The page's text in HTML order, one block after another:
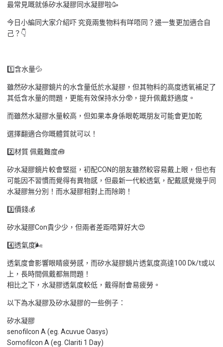
最常見嘅就係矽水凝膠同水凝膠啦🥳
今日小編同大家介紹吓 究竟兩隻物料有咩唔同？邊一隻更加適合自
己？👇
1️⃣含水量💦
雖然矽水凝膠鏡片的水含量低於水凝膠，但其物料的高度透氧補足了
其低含水量的問題，更能有效保持水分🥸，提升佩戴舒適度。
而雖然水凝膠水量較高，但如果本身係眼乾嘅朋友可能會更加乾
選擇翻適合你嘅體質就可以！
2️⃣材質 佩戴難度🧰
矽水凝膠鏡片較會堅挺，初配CON的朋友雖然較容易戴上眼，但也有
可能因不習慣而覺得有異物感，但最新一代較透氣，配戴感覺幾乎同
水凝膠無分別！而水凝膠相對上而除啲！
3️⃣價錢💰
矽水凝膠Con貴少少，但兩者差距唔算好大😍
4️⃣透氣度🌬️
透氣度會影響眼睛疲勞感，而矽水凝膠鏡片透氣度高達100 Dk/t或以
上，長時間佩戴都無問題！
相比之下，水凝膠透氣度較低，戴得耐會易疲勞。
以下為水凝膠及矽水凝膠的一些例子：
矽水凝膠
senofilcon A (eg. Acuvue Oasys)
Somofilcon A (eg. Clariti 1 Day)